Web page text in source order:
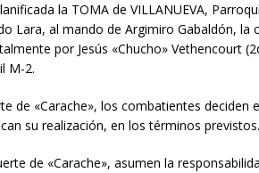
la TOMA de VILLANUEVA,
Lara, al mando de Argimiro Gabaldón, la
por Jesús «Chucho» Vethencourt
M-2.
de «Carache», los combatientes deciden
su realización, en los términos previstos.
de «Carache», asumen la